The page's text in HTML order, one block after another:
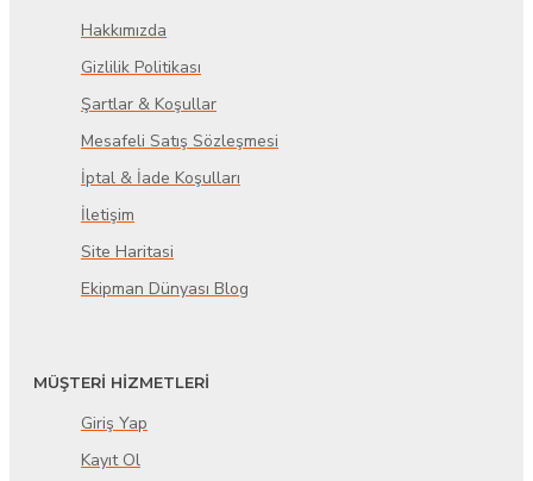
Hakkımızda
Gizlilik Politikası
Şartlar & Koşullar
Mesafeli Satış Sözleşmesi
İptal & İade Koşulları
İletişim
Site Haritasi
Ekipman Dünyası Blog
MÜŞTERİ HİZMETLERİ
Giriş Yap
Kayıt Ol